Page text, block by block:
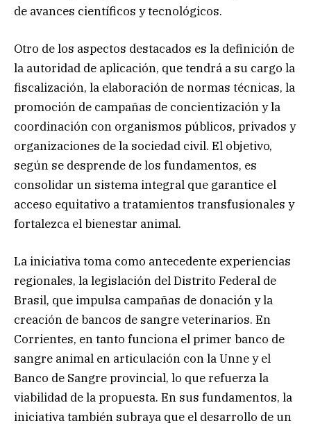
de avances científicos y tecnológicos.
Otro de los aspectos destacados es la definición de
la autoridad de aplicación, que tendrá a su cargo la
fiscalización, la elaboración de normas técnicas, la
promoción de campañas de concientización y la
coordinación con organismos públicos, privados y
organizaciones de la sociedad civil. El objetivo,
según se desprende de los fundamentos, es
consolidar un sistema integral que garantice el
acceso equitativo a tratamientos transfusionales y
fortalezca el bienestar animal.
La iniciativa toma como antecedente experiencias
regionales, la legislación del Distrito Federal de
Brasil, que impulsa campañas de donación y la
creación de bancos de sangre veterinarios. En
Corrientes, en tanto funciona el primer banco de
sangre animal en articulación con la Unne y el
Banco de Sangre provincial, lo que refuerza la
viabilidad de la propuesta. En sus fundamentos, la
iniciativa también subraya que el desarrollo de un